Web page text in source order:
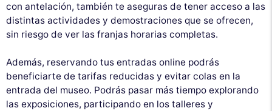
con antelación, también te aseguras de tener acceso a las
distintas actividades y demostraciones que se ofrecen,
sin riesgo de ver las franjas horarias completas.
Además, reservando tus entradas online podrás
beneficiarte de tarifas reducidas y evitar colas en la
entrada del museo. Podrás pasar más tiempo explorando
las exposiciones, participando en los talleres y